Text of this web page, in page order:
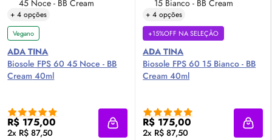
+ 4 opções
Vegano
ADA TINA
BiosoleFPS 60 45 Noce - BB
Cream 40ml
R$ 175,00
2x R$ 87,50 Adicionar à sacola
+ 4 opções
+15%OFF NA SELEÇÃO
ADA TINA
BiosoleFPS 60 15 Bianco - BB
Cream 40ml
R$ 175,00
2x R$ 87,50